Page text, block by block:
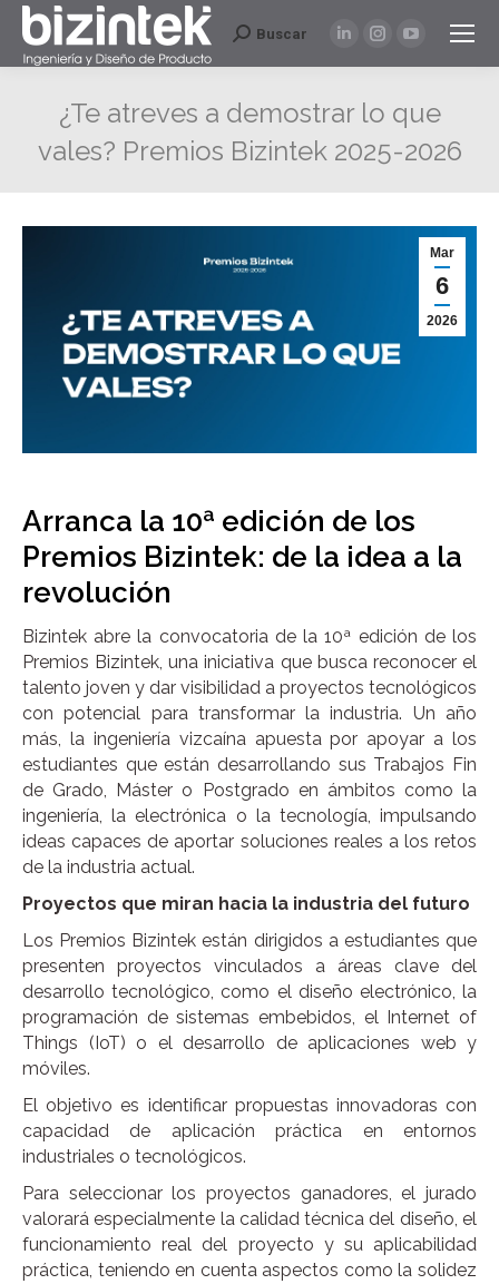
Buscar:
Buscar
Linkedin
opens
new
Instagram
opens
new
YouTube
opens
new
¿Te atreves a demostrar lo que
vales? Premios Bizintek 2025-2026
Mar
6
2026
Arranca la 10ª edición de los
Premios Bizintek: de la idea a la
revolución
Bizintek abre la convocatoria de la 10ª edición de los
Premios Bizintek, una iniciativa que busca reconocer el
talento joven y dar visibilidad a proyectos tecnológicos
con potencial para transformar la industria. Un año
más, la ingeniería vizcaína apuesta por apoyar a los
estudiantes que están desarrollando sus Trabajos Fin
de Grado, Máster o Postgrado en ámbitos como la
ingeniería, la electrónica o la tecnología, impulsando
ideas capaces de aportar soluciones reales a los retos
de la industria actual.
Proyectos que miran hacia la industria del futuro
Los Premios Bizintek están dirigidos a estudiantes que
presenten proyectos vinculados a áreas clave del
desarrollo tecnológico, como el diseño electrónico, la
programación de sistemas embebidos, el Internet of
Things (IoT) o el desarrollo de aplicaciones web y
móviles.
El objetivo es identificar propuestas innovadoras con
capacidad de aplicación práctica en entornos
industriales o tecnológicos.
Para seleccionar los proyectos ganadores, el jurado
valorará especialmente la calidad técnica del diseño, el
funcionamiento real del proyecto y su aplicabilidad
práctica, teniendo en cuenta aspectos como la solidez